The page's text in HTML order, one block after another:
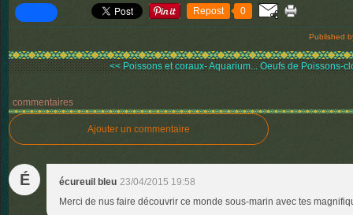
Repost 0
Published
<< Poissons et coraux- Aquarium... Oeufs de Poissons-
commentaires
Ajouter un commentaire
É écureuil bleu 23/04/2015 19:58
Merci de nus faire découvrir ce monde sous-marin avec tes